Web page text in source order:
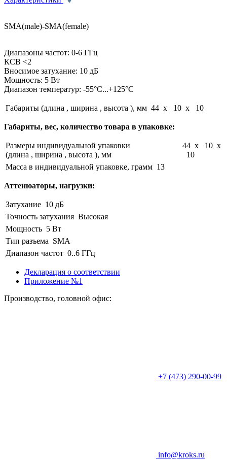
SMA(male)-SMA(female)
Диапазоны частот: 0-6 ГГц
КСВ <2
Вносимое затухание: 10 дБ
Мощность: 5 Вт
Диапазон температур: -55°C...+125°C
Габариты (длина , ширина , высота ), мм 44 x 10 x 10
Габариты, вес, количество товара в упаковке:
Размеры индивидуальной упаковки
(длина , ширина , высота ), мм
44 x 10 x
10
Масса в индивидуальной упаковке, грамм 13
Аттенюаторы, нагрузки:
Затухание 10 дБ
Точность затухания Высокая
Мощность 5 Вт
Тип разъема SMA
Диапазон частот 0..6 ГГц
Декларация о соответствии
Приложение №1
Производство, головной офис:
+7 (473) 290-00-99
info@kroks.ru